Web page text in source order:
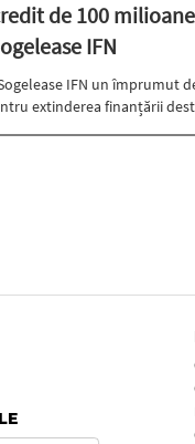
de 100 milioane
IFN
IFN un împrumut
extinderea finanțării